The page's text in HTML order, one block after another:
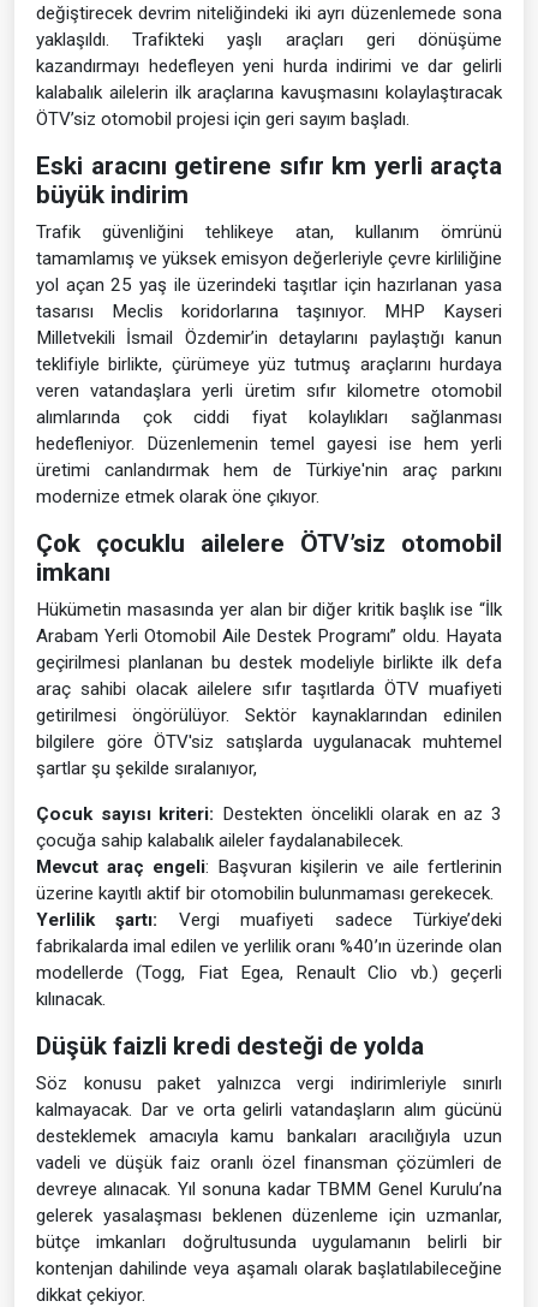
değiştirecek devrim niteliğindeki iki ayrı düzenlemede sona
yaklaşıldı. Trafikteki yaşlı araçları geri dönüşüme
kazandırmayı hedefleyen yeni hurda indirimi ve dar gelirli
kalabalık ailelerin ilk araçlarına kavuşmasını kolaylaştıracak
ÖTV’siz otomobil projesi için geri sayım başladı.
Eski aracını getirene sıfır km yerli araçta
büyük indirim
Trafik güvenliğini tehlikeye atan, kullanım ömrünü
tamamlamış ve yüksek emisyon değerleriyle çevre kirliliğine
yol açan 25 yaş ile üzerindeki taşıtlar için hazırlanan yasa
tasarısı Meclis koridorlarına taşınıyor. MHP Kayseri
Milletvekili İsmail Özdemir’in detaylarını paylaştığı kanun
teklifiyle birlikte, çürümeye yüz tutmuş araçlarını hurdaya
veren vatandaşlara yerli üretim sıfır kilometre otomobil
alımlarında çok ciddi fiyat kolaylıkları sağlanması
hedefleniyor. Düzenlemenin temel gayesi ise hem yerli
üretimi canlandırmak hem de Türkiye'nin araç parkını
modernize etmek olarak öne çıkıyor.
Çok çocuklu ailelere ÖTV’siz otomobil
imkanı
Hükümetin masasında yer alan bir diğer kritik başlık ise “İlk
Arabam Yerli Otomobil Aile Destek Programı” oldu. Hayata
geçirilmesi planlanan bu destek modeliyle birlikte ilk defa
araç sahibi olacak ailelere sıfır taşıtlarda ÖTV muafiyeti
getirilmesi öngörülüyor. Sektör kaynaklarından edinilen
bilgilere göre ÖTV'siz satışlarda uygulanacak muhtemel
şartlar şu şekilde sıralanıyor,
Çocuk sayısı kriteri: Destekten öncelikli olarak en az 3
çocuğa sahip kalabalık aileler faydalanabilecek.
Mevcut araç engeli: Başvuran kişilerin ve aile fertlerinin
üzerine kayıtlı aktif bir otomobilin bulunmaması gerekecek.
Yerlilik şartı: Vergi muafiyeti sadece Türkiye’deki
fabrikalarda imal edilen ve yerlilik oranı %40’ın üzerinde olan
modellerde (Togg, Fiat Egea, Renault Clio vb.) geçerli
kılınacak.
Düşük faizli kredi desteği de yolda
Söz konusu paket yalnızca vergi indirimleriyle sınırlı
kalmayacak. Dar ve orta gelirli vatandaşların alım gücünü
desteklemek amacıyla kamu bankaları aracılığıyla uzun
vadeli ve düşük faiz oranlı özel finansman çözümleri de
devreye alınacak. Yıl sonuna kadar TBMM Genel Kurulu’na
gelerek yasalaşması beklenen düzenleme için uzmanlar,
bütçe imkanları doğrultusunda uygulamanın belirli bir
kontenjan dahilinde veya aşamalı olarak başlatılabileceğine
dikkat çekiyor.